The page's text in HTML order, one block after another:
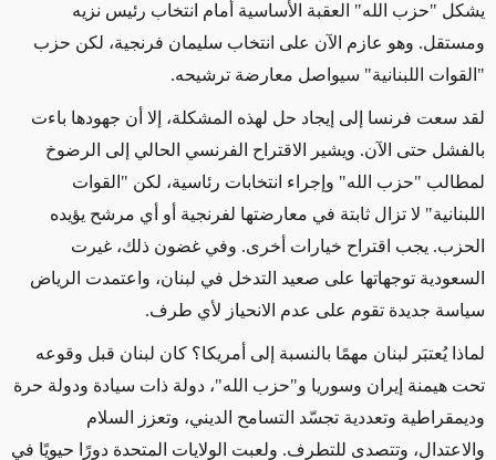
يشكل "حزب الله" العقبة الأساسية أمام انتخاب رئيس نزيه
ومستقل. وهو عازم الآن على انتخاب سليمان فرنجية، لكن حزب
"القوات اللبنانية" سيواصل معارضة ترشيحه.
لقد سعت فرنسا إلى إيجاد حل لهذه المشكلة، إلا أن جهودها باءت
بالفشل حتى الآن. ويشير الاقتراح الفرنسي الحالي إلى الرضوخ
لمطالب "حزب الله" وإجراء انتخابات رئاسية، لكن "القوات
اللبنانية" لا تزال ثابتة في معارضتها لفرنجية أو أي مرشح يؤيده
الحزب. يجب اقتراح خيارات أخرى. وفي غضون ذلك، غيرت
السعودية توجهاتها على صعيد التدخل في لبنان، واعتمدت الرياض
سياسة جديدة تقوم على عدم الانحياز لأي طرف.
لماذا يُعتبَر لبنان مهمًا بالنسبة إلى أمريكا؟ كان لبنان قبل وقوعه
تحت هيمنة إيران وسوريا و"حزب الله"، دولة ذات سيادة ودولة حرة
وديمقراطية وتعددية تجسّد التسامح الديني، وتعزز السلام
والاعتدال، وتتصدى للتطرف. ولعبت الولايات المتحدة دورًا حيويًا في